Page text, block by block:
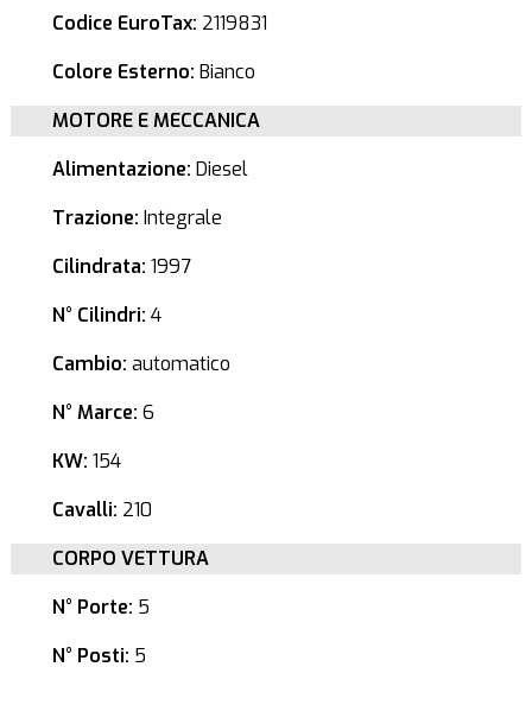
Codice EuroTax: 2119831
Colore Esterno: Bianco
MOTORE E MECCANICA
Alimentazione: Diesel
Trazione: Integrale
Cilindrata: 1997
N° Cilindri: 4
Cambio: automatico
N° Marce: 6
KW: 154
Cavalli: 210
CORPO VETTURA
N° Porte: 5
N° Posti: 5